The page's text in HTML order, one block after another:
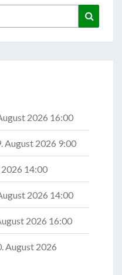
2026 16:00
August 2026 9:00
2026 14:00
2026 14:00
2026 16:00
August 2026